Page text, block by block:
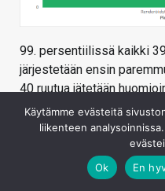
99. persentiilissä kaikki
järjestetään ensin
40 ruutua jätetään
3946. nopeimmin
kulunut aika eli 19,301
laskettua
Käytämme evästeitä
liikenteen
Ok
En